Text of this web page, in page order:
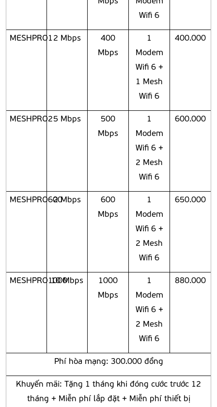
Wifi 6
MESHPRO12 Mbps
400
Mbps
1
Modem
Wifi 6 +
1 Mesh
Wifi 6
400.000
MESHPRO25 Mbps
500
Mbps
1
Modem
Wifi 6 +
2 Mesh
Wifi 6
600.000
MESHPRO6002 Mbps
600
Mbps
1
Modem
Wifi 6 +
2 Mesh
Wifi 6
650.000
MESHPRO100010 Mbps
1000
Mbps
1
Modem
Wifi 6 +
2 Mesh
Wifi 6
880.000
Phí hòa mạng: 300.000 đồng
Khuyến mãi: Tặng 1 tháng khi đóng cước trước 12
tháng + Miễn phí lắp đặt + Miễn phí thiết bị